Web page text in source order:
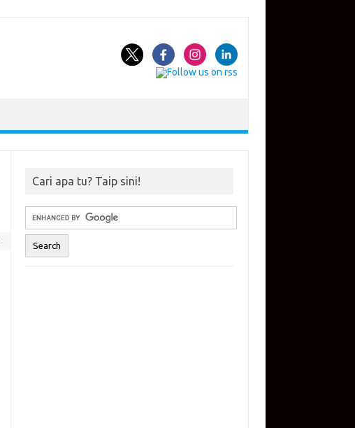
Cari apa tu? Taip sini!